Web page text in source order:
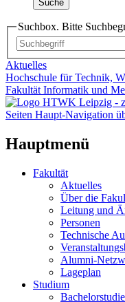
Suche
Suchbox. Bitte
Aktuelles
Hochschule für Technik,
Fakultät Informatik und
Seiten Haupt-Navigation
Hauptmenü
Fakultät
Aktuelles
Über die
Leitung und
Personen
Technische
Alumni-
Lageplan
Studium